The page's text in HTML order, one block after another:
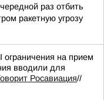
раз отбить
ракетную угрозу
на прием
вводили для
Росавиация//